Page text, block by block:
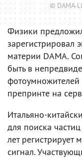
© DAMA-
Физики
зарегистрировал
материи DAMA.
быть в
фотоумножителей
препринте на
Итальяно-
для поиска
лет
сигнал.